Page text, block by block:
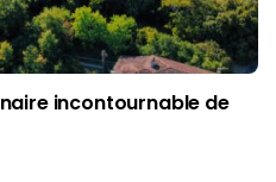
incontournable de